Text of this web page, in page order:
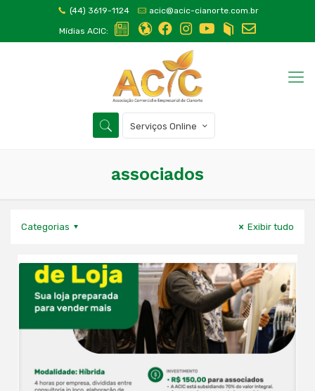
(44) 3619-1124 acic@acic-cianorte.com.br
Mídias ACIC:
Serviços Online
associados
Categorias Exibir tudo